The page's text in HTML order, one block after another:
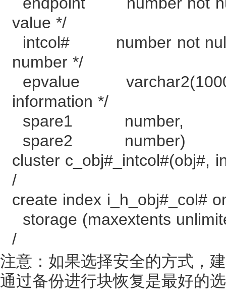
value */
intcol# number not
number */
epvalue
information */
spare1 number,
spare2 number)
cluster c_obj#_intcol#(obj#,
/
create index i_h_obj#_col#
storage (maxextents
/
注意：如果选择安全的方式，
通过备份进行块恢复是最好的